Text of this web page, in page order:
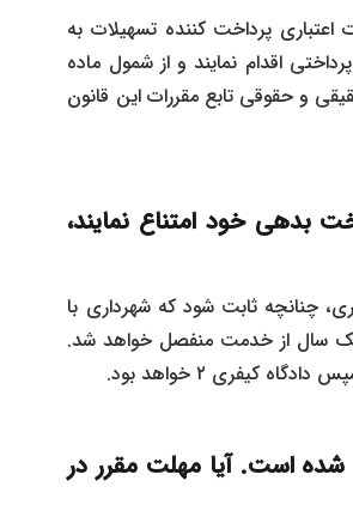
بانک ها و موسسات اعتباری پرداخت کننده تسهیلات به
اقدام نمایند و از شمول ماده
و حقوقی تابع مقررات این قانون
بدهی خود امتناع نمایند،
توقیف اموال شهرداری، چنانچه ثابت شود که شهرداری با
یک سال از خدمت منفصل خواهد شد.
۲ خواهد بود.
است. آیا مهلت مقرر در